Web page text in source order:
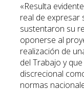
«Resulta
real de expresar
sustentaron su
oponerse al
realización de
del Trabajo y
discrecional
normas